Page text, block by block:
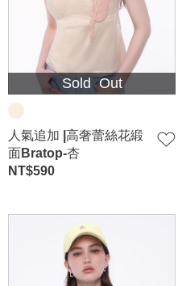
Sold Out
人氣追加 |高奢蕾絲花緞
面Bratop-杏
NT$590